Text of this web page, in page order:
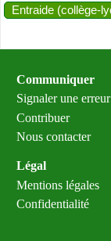
Communiquer
Signaler une erreur
Contribuer
Nous contacter
Légal
Mentions légales
Confidentialité